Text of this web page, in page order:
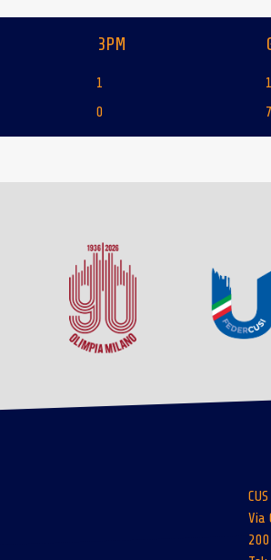
3PM
1
0 7
Via